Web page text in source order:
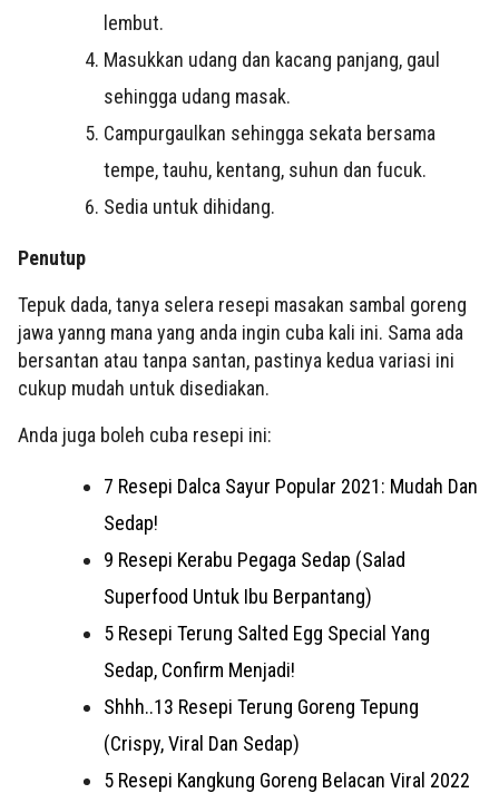
lembut.
Masukkan udang dan kacang panjang, gaul
sehingga udang masak.
Campurgaulkan sehingga sekata bersama
tempe, tauhu, kentang, suhun dan fucuk.
Sedia untuk dihidang.
Penutup
Tepuk dada, tanya selera resepi masakan sambal goreng
jawa yanng mana yang anda ingin cuba kali ini. Sama ada
bersantan atau tanpa santan, pastinya kedua variasi ini
cukup mudah untuk disediakan.
Anda juga boleh cuba resepi ini:
7 Resepi Dalca Sayur Popular 2021: Mudah Dan
Sedap!
9 Resepi Kerabu Pegaga Sedap (Salad
Superfood Untuk Ibu Berpantang)
5 Resepi Terung Salted Egg Special Yang
Sedap, Confirm Menjadi!
Shhh..13 Resepi Terung Goreng Tepung
(Crispy, Viral Dan Sedap)
5 Resepi Kangkung Goreng Belacan Viral 2022